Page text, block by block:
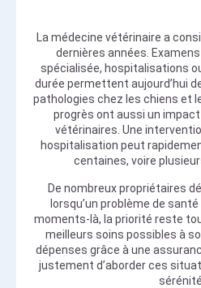
La médecine vétérinaire a
dernières années.
spécialisée, hospitalisations
durée permettent aujourd’hui
pathologies chez les chiens et
progrès ont aussi un
vétérinaires. Une
hospitalisation peut
centaines, voire
De nombreux propriétaires
lorsqu’un problème de
moments-là, la priorité reste
meilleurs soins possibles à
dépenses grâce à une
justement d’aborder ces
sérénité.